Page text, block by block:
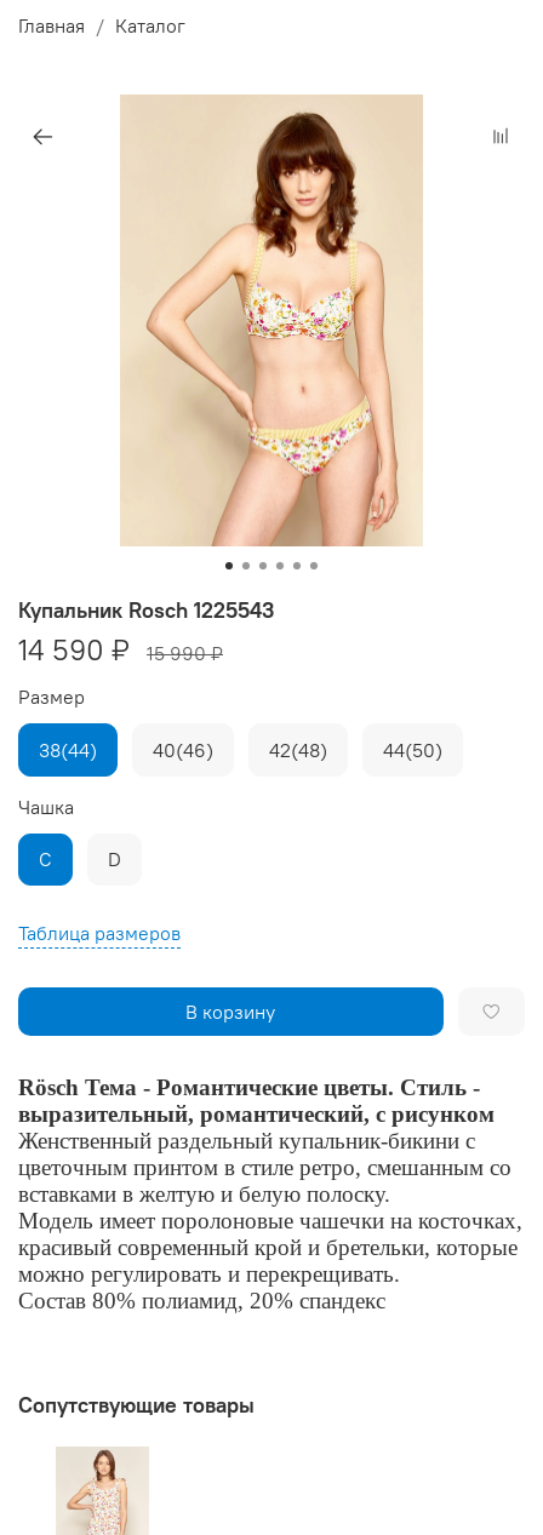
Главная Каталог
Купальник Rosch 1225543
14 590 ₽ 15 990 ₽
Таблица размеров
В корзину
Размер
38(44) 40(46) 42(48) 44(50)
Чашка
C D
Rösch Тема - Романтические цветы. Стиль -
выразительный, романтический, с рисунком
Женственный раздельный купальник-бикини с
цветочным принтом в стиле ретро, ​​смешанным со
вставками в желтую и белую полоску.
Модель имеет поролоновые чашечки на косточках,
красивый современный крой и бретельки, которые
можно регулировать и перекрещивать.
Состав 80% полиамид, 20% спандекс
Сопутствующие товары